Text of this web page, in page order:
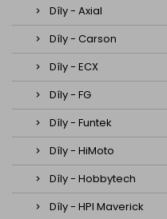
Díly - Axial
Díly - Carson
Díly - ECX
Díly - FG
Díly - Funtek
Díly - HiMoto
Díly - Hobbytech
Díly - HPI Maverick